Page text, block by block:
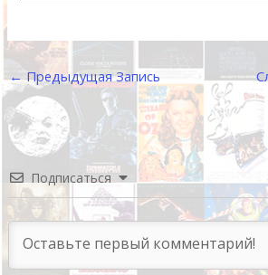
←Предыдущая Запись
Подписаться